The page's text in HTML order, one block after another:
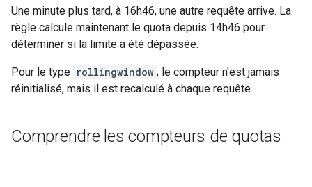
Une minute plus tard, à 16h46, une autre requête arrive. La
règle calcule maintenant le quota depuis 14h46 pour
déterminer si la limite a été dépassée.
Pour le type rollingwindow , le compteur n'est jamais
réinitialisé, mais il est recalculé à chaque requête.
Comprendre les compteurs de quotas